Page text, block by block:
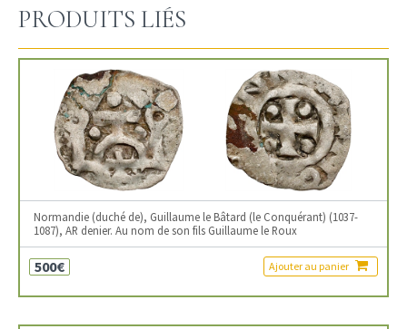
PRODUITS LIÉS
Normandie (duché de), Guillaume le Bâtard (le Conquérant) (1037-
1087), AR denier. Au nom de son fils Guillaume le Roux
500€ Ajouter au panier